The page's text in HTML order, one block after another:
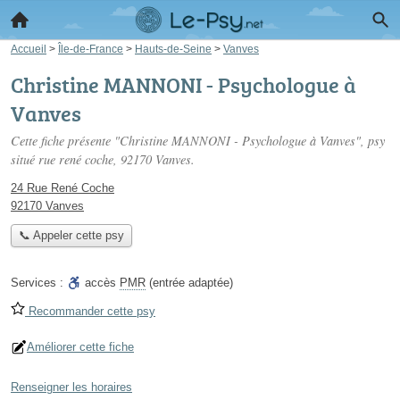
Accueil > Île-de-France > Hauts-de-Seine > Vanves
Christine MANNONI - Psychologue à
Vanves
Cette fiche présente "Christine MANNONI - Psychologue à Vanves", psy
situé rue rené coche, 92170 Vanves.
24 Rue René Coche
92170 Vanves
📞 Appeler cette psy
Services : accès PMR (entrée adaptée)
Recommander cette psy
Améliorer cette fiche
Renseigner les horaires